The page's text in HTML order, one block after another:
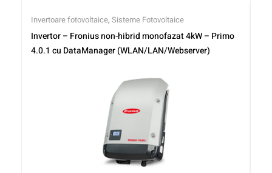
Invertoare fotovoltaice, Sisteme Fotovoltaice
Invertor – Fronius non-hibrid monofazat 4kW – Primo
4.0.1 cu DataManager (WLAN/LAN/Webserver)